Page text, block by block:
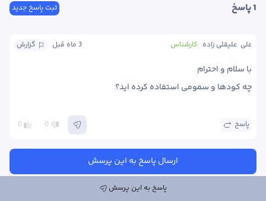
ثبت پاسخ جدید 1 پاسخ
گزارش 3 ماه قبل کارشناس علی  علیقلی زاده
چه کودها و سمومی استفاده کرده اید؟
0 0 پاسخ
ارسال پاسخ به این پرسش
پاسخ به این پرسش